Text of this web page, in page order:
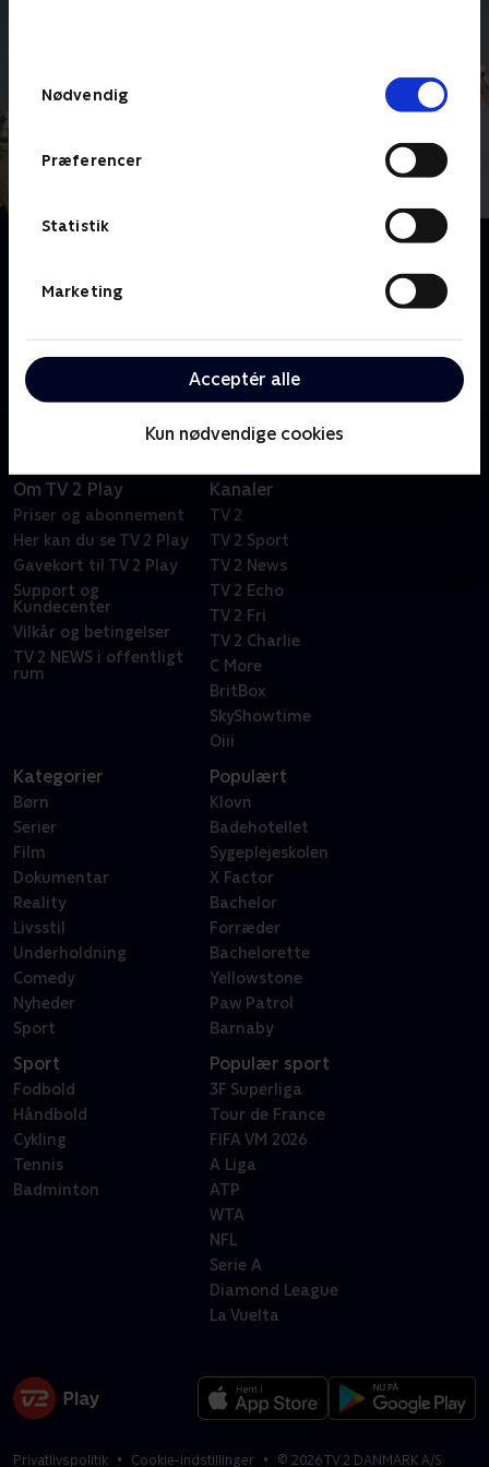
Nødvendig
Præferencer
Statistik
Marketing
Acceptér alle
Kun nødvendige cookies
Ole Henriksens lykkekur er en selvhjælpsguide til
hvad man kan gøre når det hele ser lidt surt ud. De
Henriksen i Hollywood, hvor han hjælper dem med at
blive i bedre humør eller genfinde kærligheden.
Om TV 2 Play
Priser og abonnement
Her kan du se TV 2 Play
Gavekort til TV 2 Play
Support og
Kundecenter
Vilkår og betingelser
TV 2 NEWS i offentligt
rum
Kanaler
TV 2
TV 2 Sport
TV 2 News
TV 2 Echo
TV 2 Fri
TV 2 Charlie
C More
BritBox
SkyShowtime
Oiii
Kategorier
Børn
Serier
Film
Dokumentar
Reality
Livsstil
Underholdning
Comedy
Nyheder
Sport
Populært
Klovn
Badehotellet
Sygeplejeskolen
X Factor
Bachelor
Forræder
Bachelorette
Yellowstone
Paw Patrol
Barnaby
Sport
Fodbold
Håndbold
Cykling
Tennis
Badminton
Populær sport
3F Superliga
Tour de France
FIFA VM 2026
A Liga
ATP
WTA
NFL
Serie A
Diamond League
La Vuelta
Privatlivspolitik Cookie-indstillinger © 2026TV 2 DANMARK A/S